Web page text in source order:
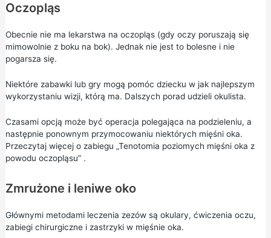
Oczopląs
Obecnie nie ma lekarstwa na oczopląs (gdy oczy poruszają się
mimowolnie z boku na bok). Jednak nie jest to bolesne i nie
pogarsza się.
Niektóre zabawki lub gry mogą pomóc dziecku w jak najlepszym
wykorzystaniu wizji, którą ma. Dalszych porad udzieli okulista.
Czasami opcją może być operacja polegająca na podzieleniu, a
następnie ponownym przymocowaniu niektórych mięśni oka.
Przeczytaj więcej o zabiegu „Tenotomia poziomych mięśni oka z
powodu oczopląsu”.
Zmrużone i leniwe oko
Głównymi metodami leczenia zezów są okulary, ćwiczenia oczu,
zabiegi chirurgiczne i zastrzyki w mięśnie oka.